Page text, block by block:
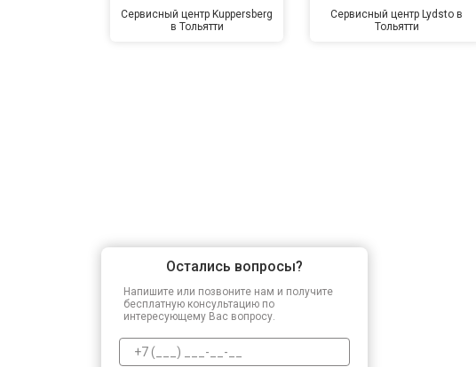
Сервисный центр Kuppersberg
в Тольятти
Сервисный центр Lydsto в
Тольятти
Остались вопросы?
Напишите или позвоните нам и получите
бесплатную консультацию по
интересующему Вас вопросу.